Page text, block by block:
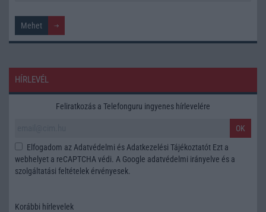
HÍRLEVÉL
Feliratkozás a Telefonguru ingyenes hírlevelére
OK
Elfogadom az Adatvédelmi és Adatkezelési Tájékoztatót Ezt a
webhelyet a reCAPTCHA védi. A Google adatvédelmi irányelve és a
szolgáltatási feltételek érvényesek.
Korábbi hírlevelek